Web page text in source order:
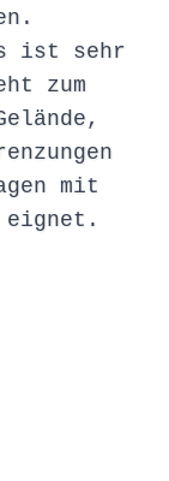
ist sehr
zum
mit
eignet.